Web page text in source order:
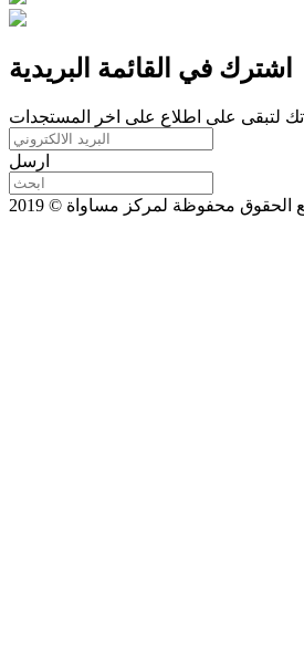
اشترك في القائمة البريدية
لتبقى على اطلاع على اخر المستجدات
ارسل
الحقوق محفوظة لمركز مساواة © 2019